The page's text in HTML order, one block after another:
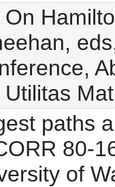
paths
80-
of